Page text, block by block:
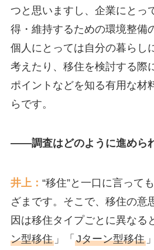
つと思いますし、企業にとっ
得・維持するための環境整備
個人にとっては自分の暮らし
考えたり、移住を検討する際
ポイントなどを知る有用な材
らです。
――調査はどのように進めら
井上： “移住”と一口に言って
ざまです。そこで、移住の意
因は移住タイプごとに異なる
ン型移住」「 Jターン型移住